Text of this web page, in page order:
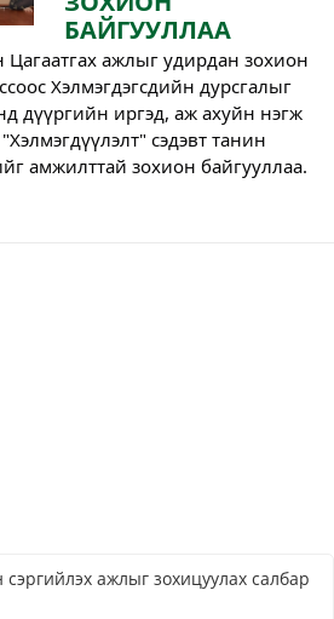
БАЙГУУЛЛАА
Цагаатгах ажлыг удирдан зохион
Хэлмэгдэгсдийн дурсгалыг
дүүргийн иргэд, аж ахуйн нэгж
сэдэвт танин
амжилттай зохион байгууллаа.
сэргийлэх ажлыг зохицуулах салбар